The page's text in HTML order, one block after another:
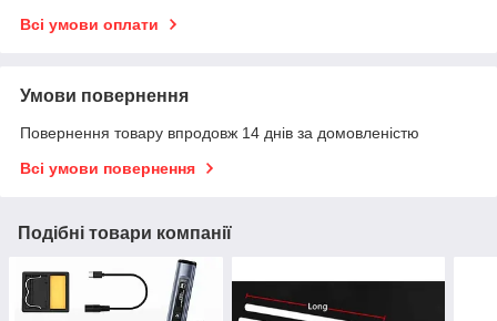
Всі умови оплати
Умови повернення
Повернення товару впродовж 14 днів за домовленістю
Всі умови повернення
Подібні товари компанії